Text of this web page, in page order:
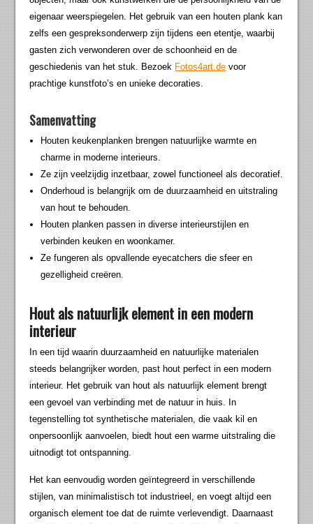
eigenaar weerspiegelen. Het gebruik van een houten plank kan
zelfs een gespreksonderwerp zijn tijdens een etentje, waarbij
gasten zich verwonderen over de schoonheid en de
geschiedenis van het stuk. Bezoek Fotos4art.de voor
prachtige kunstfoto’s en unieke decoraties.
Samenvatting
Houten keukenplanken brengen natuurlijke warmte en
charme in moderne interieurs.
Ze zijn veelzijdig inzetbaar, zowel functioneel als decoratief.
Onderhoud is belangrijk om de duurzaamheid en uitstraling
van hout te behouden.
Houten planken passen in diverse interieurstijlen en
verbinden keuken en woonkamer.
Ze fungeren als opvallende eyecatchers die sfeer en
gezelligheid creëren.
Hout als natuurlijk element in een modern
interieur
In een tijd waarin duurzaamheid en natuurlijke materialen
steeds belangrijker worden, past hout perfect in een modern
interieur. Het gebruik van hout als natuurlijk element brengt
een gevoel van verbinding met de natuur in huis. In
tegenstelling tot synthetische materialen, die vaak kil en
onpersoonlijk aanvoelen, biedt hout een warme uitstraling die
uitnodigt tot ontspanning.
Het kan eenvoudig worden geïntegreerd in verschillende
stijlen, van minimalistisch tot industrieel, en voegt altijd een
organisch element toe dat de ruimte verlevendigt. Daarnaast